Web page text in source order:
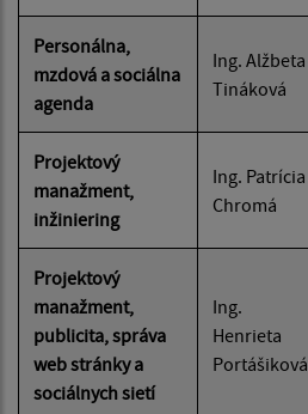
Personálna,
mzdová a sociálna
agenda
Ing. Alžbeta
Tináková
Projektový
manažment,
inžiniering
Ing. Patrícia
Chromá
Projektový
manažment,
publicita, správa
web stránky a
sociálnych sietí
Ing.
Henrieta
Portášiková